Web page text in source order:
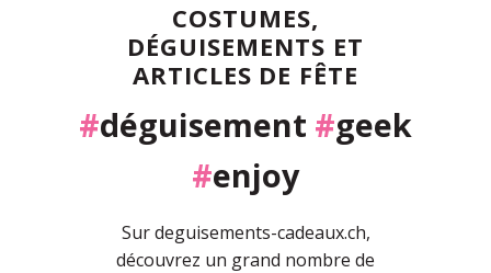
COSTUMES,
DÉGUISEMENTS ET
ARTICLES DE FÊTE
#déguisement #geek
#enjoy
Sur deguisements-cadeaux.ch,
découvrez un grand nombre de